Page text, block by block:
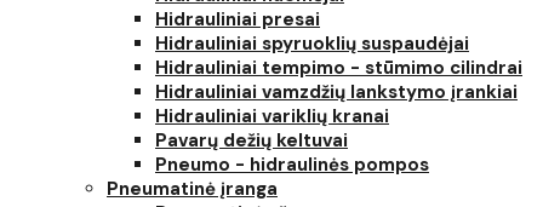
Hidrauliniai presai
Hidrauliniai spyruoklių suspaudėjai
Hidrauliniai tempimo - stūmimo cilindrai
Hidrauliniai vamzdžių lankstymo įrankiai
Hidrauliniai variklių kranai
Pavarų dežių keltuvai
Pneumo - hidraulinės pompos
Pneumatinė įranga